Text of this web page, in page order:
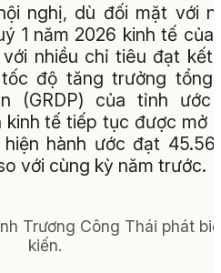
nghị, dù đối mặt với
1 năm 2026 kinh tế của
nhiều chỉ tiêu đạt kết
độ tăng trưởng tổng
(GRDP) của tỉnh ước
kinh tế tiếp tục được mở
hành ước đạt
với cùng kỳ năm trước.
Trương Công Thái phát
kiến.